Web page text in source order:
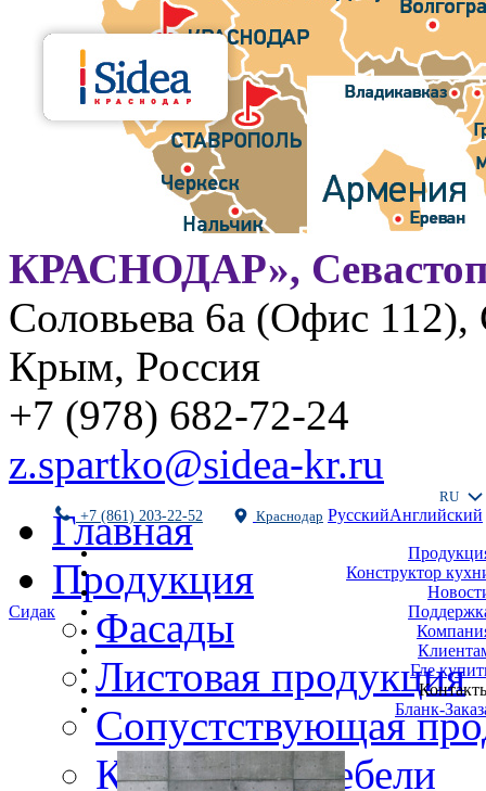
КРАСНОДАР»,
Соловьева 6а (Офис 112),
Крым, Россия
+7 (978) 682-72-24
z.spartko@sidea-kr.ru
Сидак
+7 (861) 203-22-52 Краснодар
RU
РусскийАнглийский
Конструктор
Где
Бланк-
Главная
Продукция
Фасады
Листовая продукция
Сопустствующая
Комплекты мебели